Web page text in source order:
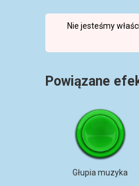
Nie jesteśmy
Powiązane
Głupia muzyka